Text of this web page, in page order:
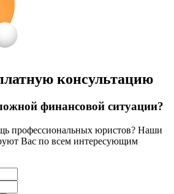
консультацию
финансовой ситуации?
профессиональных юристов? Наши
Вас по всем интересующим